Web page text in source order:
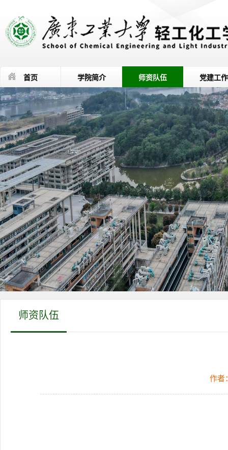
首页 学院简介 师资队伍 党建工作
师资队伍
作者